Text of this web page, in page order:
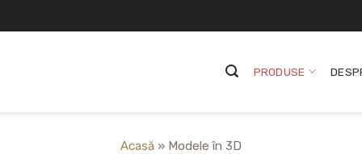
PRODUSE
Acasă » Modele în 3D